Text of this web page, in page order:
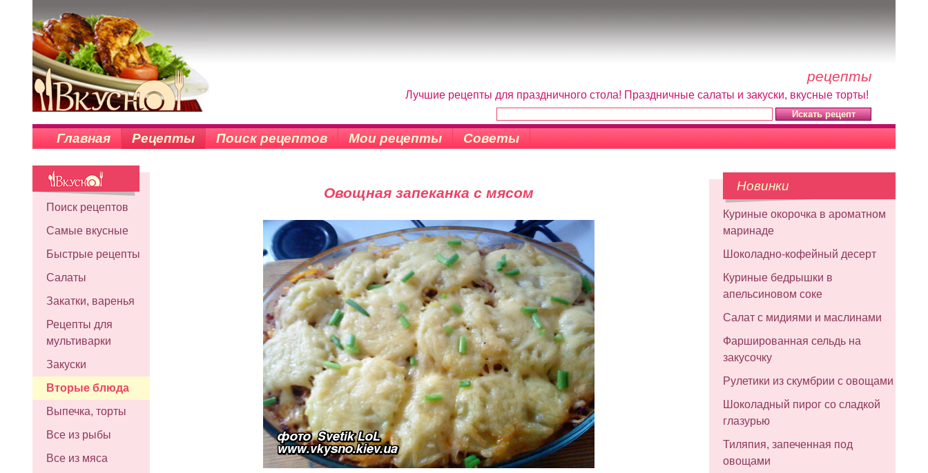
рецепты
Лучшие рецепты для праздничного стола! Праздничные салаты и закуски, вкусные торты!
Главная Рецепты Поиск рецептов Мои рецепты Советы
Поиск рецептов
Самые вкусные
Быстрые рецепты
Салаты
Закатки, варенья
Рецепты для
мультиварки
Закуски
Вторые блюда
Выпечка, торты
Все из рыбы
Все из мяса
Овощная запеканка с мясом Новинки
Куриные окорочка в ароматном
маринаде
Шоколадно-кофейный десерт
Куриные бедрышки в
апельсиновом соке
Салат с мидиями и маслинами
Фаршированная сельдь на
закусочку
Рулетики из скумбрии с овощами
Шоколадный пирог со сладкой
глазурью
Тиляпия, запеченная под
овощами